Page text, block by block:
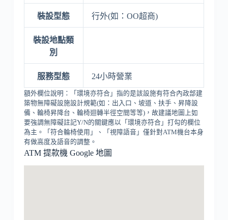
裝設型態 行外(如：OO超商)
裝設地點類
別
服務型態 24小時營業
額外欄位說明：「環境亦符合」指的是該設施有符合內政部建
築物無障礙設施設計規範(如：出入口、坡道、扶手、昇降設
備、輪椅昇降台、輪椅迴轉半徑空間等等)，故建議地圖上如
要強調無障礙註記Y/N的關鍵應以「環境亦符合」打勾的欄位
為主。「符合輪椅使用」、「視障語音」僅針對ATM機台本身
有做高度及語音的調整。
ATM 提款機 Google 地圖